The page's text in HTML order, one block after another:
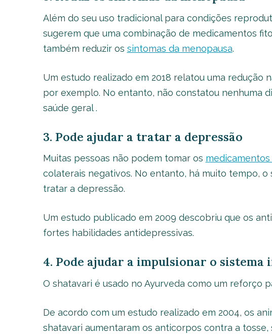
Além do seu uso tradicional para condições
sugerem que uma combinação de medicamentos
também reduzir os sintomas da menopausa.
Um estudo realizado em 2018 relatou uma redução
por exemplo. No entanto, não constatou nenhuma
saúde geral .
3. Pode ajudar a tratar a depressão
Muitas pessoas não podem tomar os
colaterais negativos. No entanto, há muito tempo, o
tratar a depressão.
Um estudo publicado em 2009 descobriu que os
fortes habilidades antidepressivas.
4. Pode ajudar a impulsionar o sistema
O shatavari é usado no Ayurveda como um reforço
De acordo com um estudo realizado em 2004, os
shatavari aumentaram os anticorpos contra a